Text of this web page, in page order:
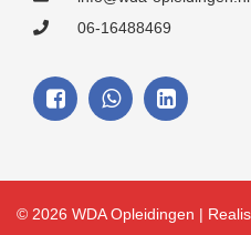
06-16488469
© 2026 WDA Opleidingen |